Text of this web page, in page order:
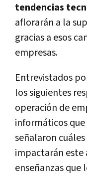
tendencias
aflorarán a la
gracias a esos
empresas.
Entrevistados
los siguientes
operación de
informáticos
señalaron
impactarán este
enseñanzas que